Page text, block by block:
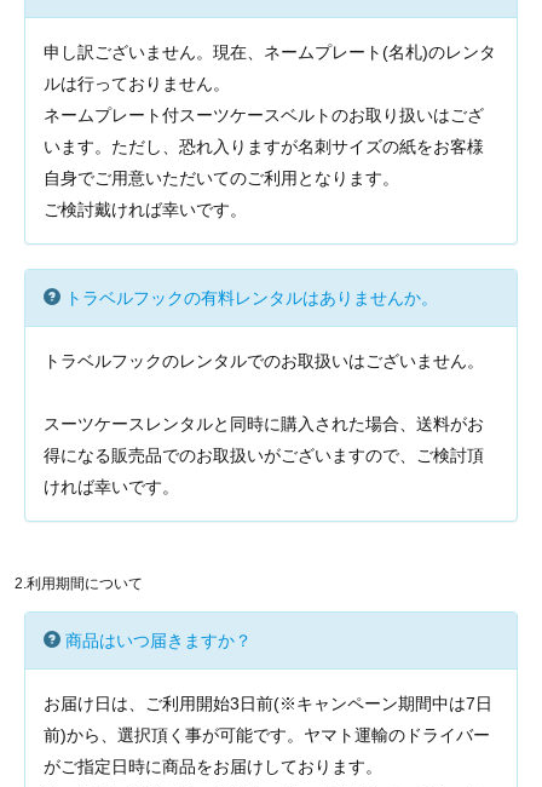
申し訳ございません。現在、ネームプレート(名札)のレンタ
ルは行っておりません。
ネームプレート付スーツケースベルトのお取り扱いはござ
います。ただし、恐れ入りますが名刺サイズの紙をお客様
自身でご用意いただいてのご利用となります。
ご検討戴ければ幸いです。
トラベルフックの有料レンタルはありませんか。
トラベルフックのレンタルでのお取扱いはございません。
スーツケースレンタルと同時に購入された場合、送料がお
得になる販売品でのお取扱いがございますので、ご検討頂
ければ幸いです。
2.利用期間について
商品はいつ届きますか？
お届け日は、ご利用開始3日前(※キャンペーン期間中は7日
前)から、選択頂く事が可能です。ヤマト運輸のドライバー
がご指定日時に商品をお届けしております。